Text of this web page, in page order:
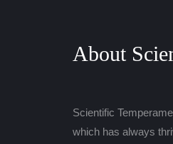
About
Scientific
which has always